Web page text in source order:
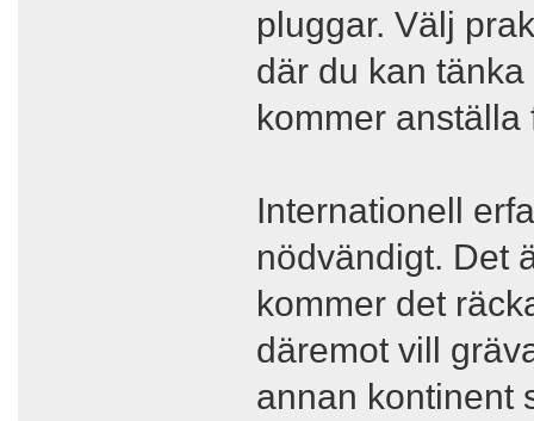
pluggar. Välj
där du kan
kommer
Internationell
nödvändigt. Det
kommer det
däremot vill
annan kontinent